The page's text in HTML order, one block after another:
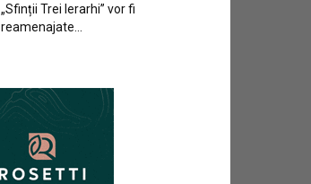
„Sfinții Trei Ierarhi” vor fi
reamenajate...